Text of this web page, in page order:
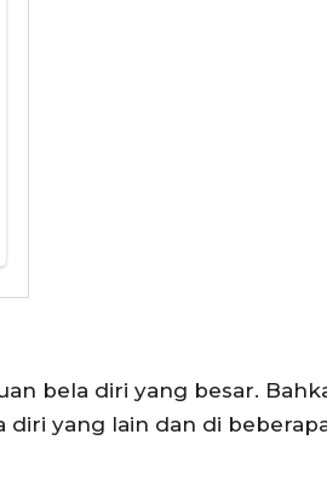
bela diri yang besar.
diri yang lain dan di